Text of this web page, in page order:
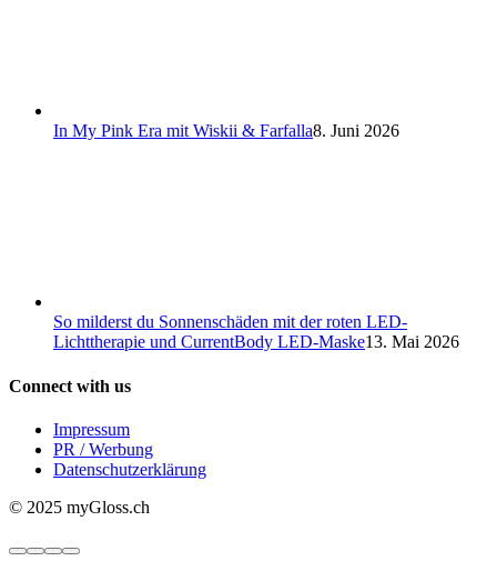
In My Pink Era mit Wiskii & Farfalla8. Juni 2026
So milderst du Sonnenschäden mit der roten LED-
Lichttherapie und CurrentBody LED-Maske13. Mai 2026
Connect with us
Impressum
PR / Werbung
Datenschutzerklärung
© 2025 myGloss.ch